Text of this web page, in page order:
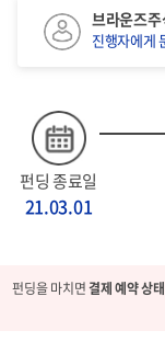
펀딩 종료일
21.03.01
브라운즈
진행자에게
펀딩을 마치면결제 예약 상태